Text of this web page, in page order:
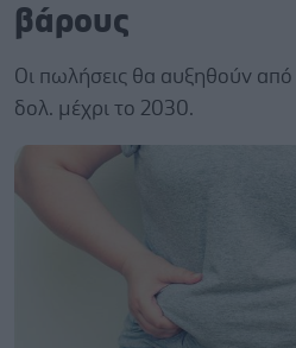
βάρους
Οι πωλήσεις θα αυξηθούν από
δολ. μέχρι το 2030.